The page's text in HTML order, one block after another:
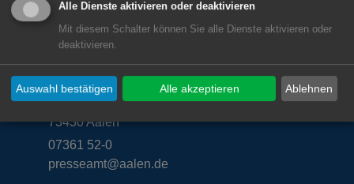
Unsere Anschrift
Rathaus Aalen
Marktplatz 30
73430Aalen
07361 52-0
presseamt@aalen.de
Alle Dienste aktivieren oder deaktivieren
Mit diesem Schalter können Sie alle Dienste aktivieren oder
deaktivieren.
Ablehnen
Auswahl bestätigen Alle akzeptieren